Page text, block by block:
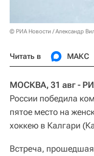
© РИА Новости / Александр
Читать в МАКС
МОСКВА, 31 авг -
России победила
пятое место на
хоккею в Калгари
Встреча,